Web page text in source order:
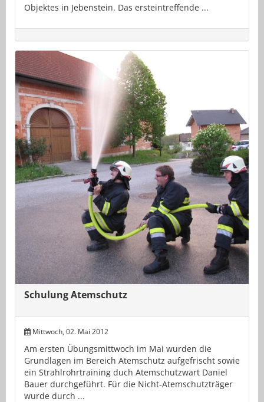
Objektes in Jebenstein. Das ersteintreffende ...
Schulung Atemschutz
Mittwoch, 02. Mai 2012
Am ersten Übungsmittwoch im Mai wurden die
Grundlagen im Bereich Atemschutz aufgefrischt sowie
ein Strahlrohrtraining duch Atemschutzwart Daniel
Bauer durchgeführt. Für die Nicht-Atemschutzträger
wurde durch ...